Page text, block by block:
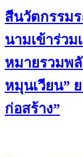
สีนวัตกรรม
นามเข้าร่วม
หมายรวมพ
หมุนเวียน”
ก่อสร้าง”